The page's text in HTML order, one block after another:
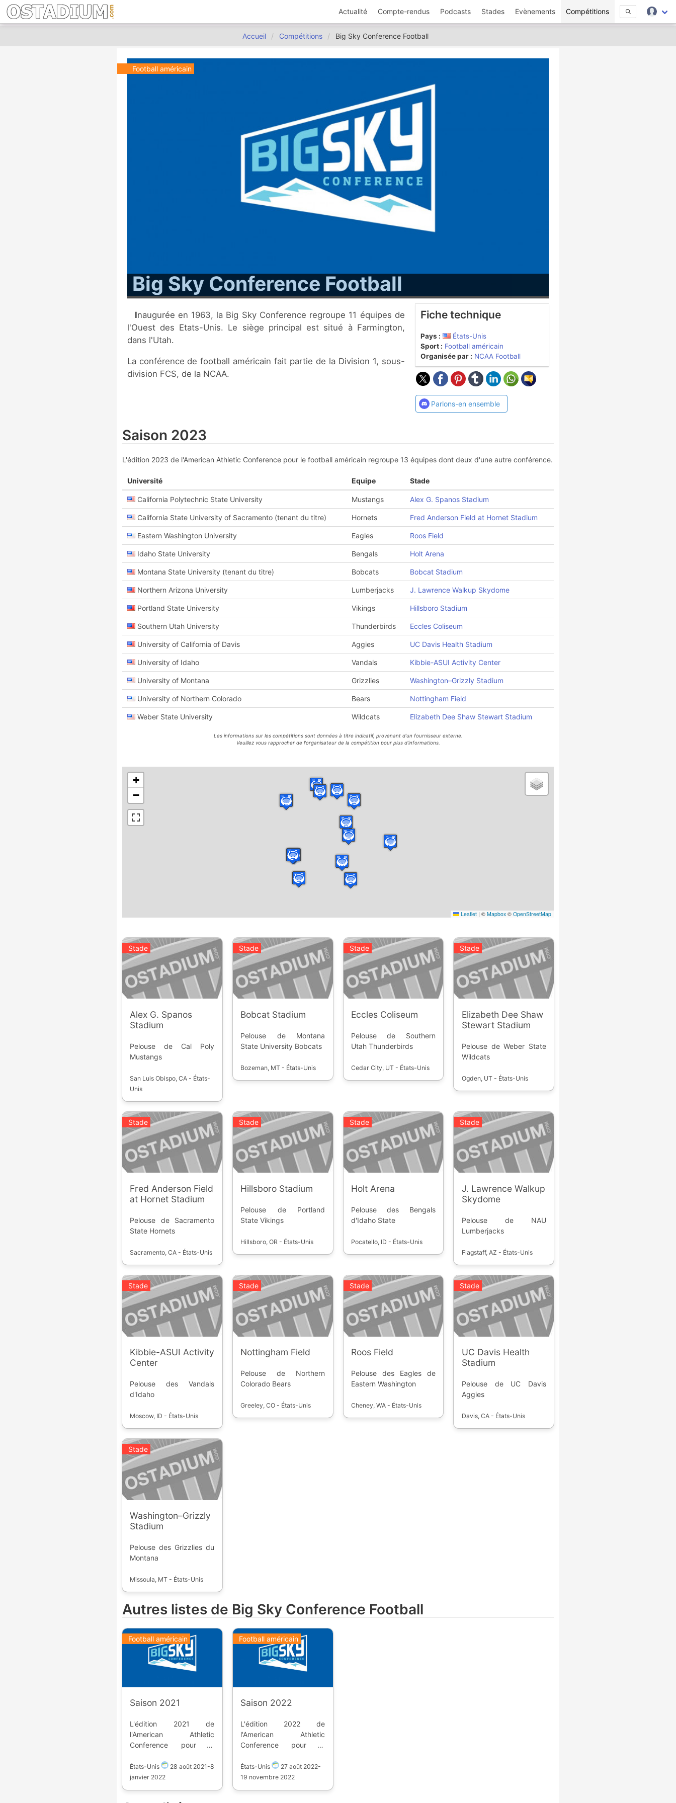
Actualité Compte-rendus Podcasts Stades Evènements Compétitions
Accueil Compétitions Big Sky Conference Football
Football américain
Big Sky Conference Football
Inaugurée en 1963, la Big Sky Conference regroupe 11 équipes de
l'Ouest des Etats-Unis. Le siège principal est situé à Farmington,
dans l'Utah.
La conférence de football américain fait partie de la Division 1, sous-
division FCS, de la NCAA.
Fiche technique
Pays :
États-Unis
Sport : Football américain
Organisée par : NCAA Football
Parlons-en ensemble
Saison 2023
L'édition 2023 de l'American Athletic Conference pour le football américain regroupe 13 équipes dont deux d'une autre conférence.
Université Equipe Stade
California Polytechnic State University Mustangs Alex G. Spanos Stadium
California State University of Sacramento (tenant du titre) Hornets Fred Anderson Field at Hornet Stadium
Eastern Washington University Eagles Roos Field
Idaho State University Bengals Holt Arena
Montana State University (tenant du titre) Bobcats Bobcat Stadium
Northern Arizona University Lumberjacks J. Lawrence Walkup Skydome
Portland State University Vikings Hillsboro Stadium
Southern Utah University Thunderbirds Eccles Coliseum
University of California of Davis Aggies UC Davis Health Stadium
University of Idaho Vandals Kibbie-ASUI Activity Center
University of Montana Grizzlies Washington–Grizzly Stadium
University of Northern Colorado Bears Nottingham Field
Weber State University Wildcats Elizabeth Dee Shaw Stewart Stadium
Les informations sur les compétitions sont données à titre indicatif, provenant d'un fournisseur externe.
Veuillez vous rapprocher de l'organisateur de la compétition pour plus d'informations.
+
−
Leaflet | ©Mapbox ©OpenStreetMap
Stade
Alex G. Spanos
Stadium
Pelouse de Cal Poly
Mustangs
San Luis Obispo, CA - États-
Unis
Stade
Bobcat Stadium
Pelouse de Montana
State University Bobcats
Bozeman, MT - États-Unis
Stade
Eccles Coliseum
Pelouse de Southern
Utah Thunderbirds
Cedar City, UT - États-Unis
Stade
Elizabeth Dee Shaw
Stewart Stadium
Pelouse de Weber State
Wildcats
Ogden, UT - États-Unis
Stade
Fred Anderson Field
at Hornet Stadium
Pelouse de Sacramento
State Hornets
Sacramento, CA - États-Unis
Stade
Hillsboro Stadium
Pelouse de Portland
State Vikings
Hillsboro, OR - États-Unis
Stade
Holt Arena
Pelouse des Bengals
d'Idaho State
Pocatello, ID - États-Unis
Stade
J. Lawrence Walkup
Skydome
Pelouse de NAU
Lumberjacks
Flagstaff, AZ - États-Unis
Stade
Kibbie-ASUI Activity
Center
Pelouse des Vandals
d'Idaho
Moscow, ID - États-Unis
Stade
Nottingham Field
Pelouse de Northern
Colorado Bears
Greeley, CO - États-Unis
Stade
Roos Field
Pelouse des Eagles de
Eastern Washington
Cheney, WA - États-Unis
Stade
UC Davis Health
Stadium
Pelouse de UC Davis
Aggies
Davis, CA - États-Unis
Stade
Washington–Grizzly
Stadium
Pelouse des Grizzlies du
Montana
Missoula, MT - États-Unis
Autres listes de Big Sky Conference Football
Football américain
Saison 2021
L'édition 2021 de
l'American Athletic
Conference pour le
regroupe 13 équipes
dont deux d'une autre
États-Unis 28 août 2021-8
janvier 2022
Football américain
Saison 2022
L'édition 2022 de
l'American Athletic
Conference pour le
regroupe 13 équipes
dont deux d'une autre
États-Unis 27 août 2022-
19 novembre 2022